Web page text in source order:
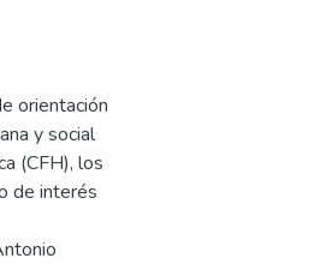
orientación
y social
(CFH), los
de interés